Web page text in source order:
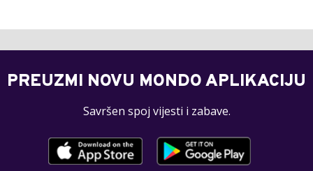
PREUZMI NOVU MONDO APLIKACIJU
Savršen spoj vijesti i zabave.